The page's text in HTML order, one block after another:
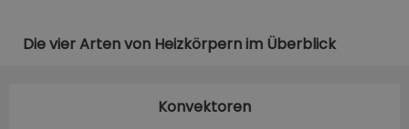
Die vier Arten von Heizkörpern im Überblick
Konvektoren